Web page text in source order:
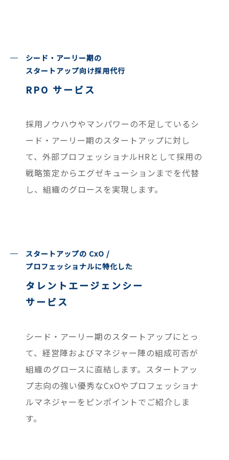
シード・アーリー期の
スタートアップ向け採用代行
RPO サービス
採用ノウハウやマンパワーの不足しているシ
ード・アーリー期のスタートアップに対し
て、外部プロフェッショナルHRとして採用の
戦略策定からエグゼキューションまでを代替
し、組織のグロースを実現します。
スタートアップの CxO /
プロフェッショナルに特化した
タレントエージェンシー
サービス
シード・アーリー期のスタートアップにとっ
て、経営陣およびマネジャー陣の組成可否が
組織のグロースに直結します。スタートアッ
プ志向の強い優秀なCxOやプロフェッショナ
ルマネジャーをピンポイントでご紹介しま
す。